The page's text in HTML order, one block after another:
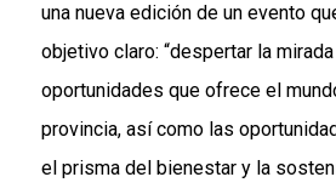
una nueva edición de un evento
objetivo claro: “despertar la
oportunidades que ofrece el
provincia, así como las
el prisma del bienestar y la